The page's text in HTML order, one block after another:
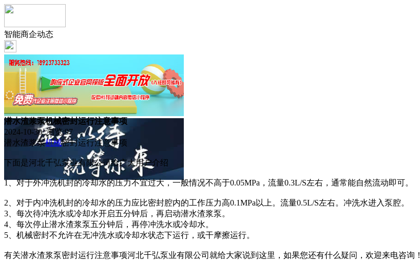
智能商企动态
潜水渣浆泵机械密封运行注意事项
2024-10-30 浏览:97
潜水渣浆泵机械密封运行注意事项
下面是河北千弘泵业有限公司给广大用户介绍
1、对于外冲洗机封的冷却水的压力不宜过大，一般情况不高于0.05MPa，流量0.3L/S左右，通常能自然流动即可。
2、对于内冲洗机封的冷却水的压力应比密封腔内的工作压力高0.1MPa以上。流量0.5L/S左右。冲洗水进入泵腔。
3、每次待冲洗水或冷却水开启五分钟后，再启动潜水渣浆泵。
4、每次停止潜水渣浆泵五分钟后，再停冲洗水或冷却水。
5、机械密封不允许在无冲洗水或冷却水状态下运行，或干摩擦运行。
有关潜水渣浆泵密封运行注意事项河北千弘泵业有限公司就给大家说到这里，如果您还有什么疑问，欢迎来电咨询！